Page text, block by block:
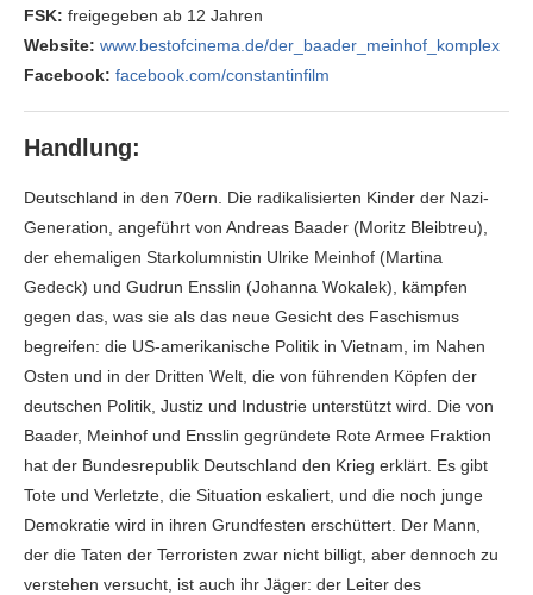
FSK: freigegeben ab 12 Jahren
Website: www.bestofcinema.de/der_baader_meinhof_komplex
Facebook: facebook.com/constantinfilm
Handlung:
Deutschland in den 70ern. Die radikalisierten Kinder der Nazi-
Generation, angeführt von Andreas Baader (Moritz Bleibtreu),
der ehemaligen Starkolumnistin Ulrike Meinhof (Martina
Gedeck) und Gudrun Ensslin (Johanna Wokalek), kämpfen
gegen das, was sie als das neue Gesicht des Faschismus
begreifen: die US-amerikanische Politik in Vietnam, im Nahen
Osten und in der Dritten Welt, die von führenden Köpfen der
deutschen Politik, Justiz und Industrie unterstützt wird. Die von
Baader, Meinhof und Ensslin gegründete Rote Armee Fraktion
hat der Bundesrepublik Deutschland den Krieg erklärt. Es gibt
Tote und Verletzte, die Situation eskaliert, und die noch junge
Demokratie wird in ihren Grundfesten erschüttert. Der Mann,
der die Taten der Terroristen zwar nicht billigt, aber dennoch zu
verstehen versucht, ist auch ihr Jäger: der Leiter des